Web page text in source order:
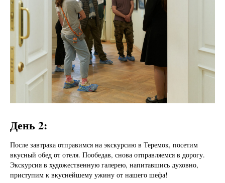
День 2:
После завтрака отправимся на экскурсию в Теремок, посетим
вкусный обед от отеля. Пообедав, снова отправляемся в дорогу.
Экскурсия в художественную галерею, напитавшись духовно,
приступим к вкуснейшему ужину от нашего шефа!